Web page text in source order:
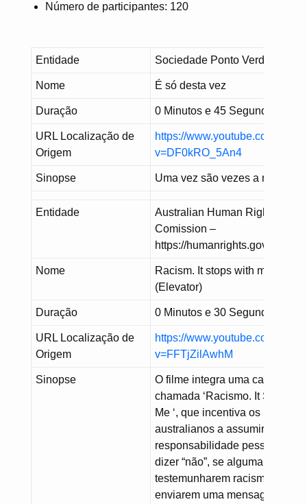
Número de participantes: 120
Entidade Sociedade Ponto Verde –
Nome É só desta vez
Duração 0 Minutos e 45 Segundos
URL Localização de
Origem
https://www.youtube.com/
v=DF0kRO_5An4
Sinopse Uma vez são vezes a mais
Entidade
Australian Human Rights
Comission –
https://humanrights.gov.au/
Nome
Racism. It stops with me
(Elevator)
Duração 0 Minutos e 30 Segundos
URL Localização de
Origem
https://www.youtube.com/
v=FFTjZilAwhM
Sinopse
O filme integra uma campanha
chamada ‘Racismo. It Stops
Me ‘, que incentiva os
australianos a assumirem a
responsabilidade pessoal de
dizer “não”, se alguma vez
testemunharem racismo, e de
enviarem uma mensagem de